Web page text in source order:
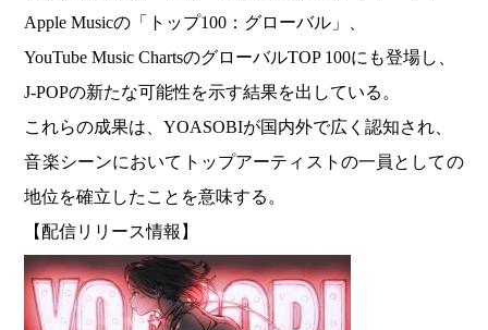
Apple Musicの「トップ100：グローバル」、
YouTube Music ChartsのグローバルTOP 100にも登場し、
J-POPの新たな可能性を示す結果を出している。
これらの成果は、YOASOBIが国内外で広く認知され、
音楽シーンにおいてトップアーティストの一員としての
地位を確立したことを意味する。
【配信リリース情報】